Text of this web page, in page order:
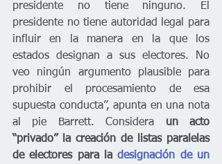
presidente no tiene ninguno. El
presidente no tiene autoridad legal para
influir en la manera en la que los
estados designan a sus electores. No
veo ningún argumento plausible para
prohibir el procesamiento de esa
supuesta conducta”, apunta en una nota
al pie Barrett. Considera un acto
“privado” la creación de listas paralelas
de electores para la designación de un